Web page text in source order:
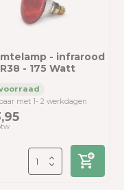
- infrarood
- 175 Watt
met 1- 2 werkdagen